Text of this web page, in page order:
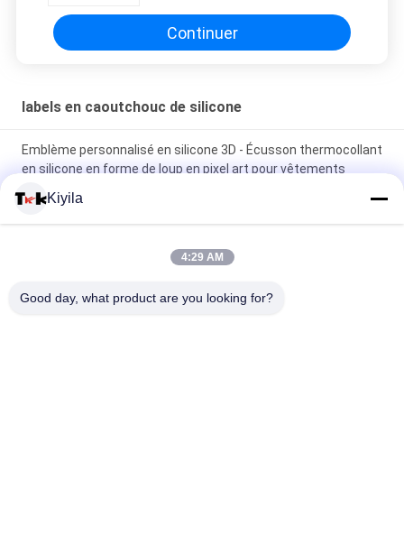
Continuer
labels en caoutchouc de silicone
Emblème personnalisé en silicone 3D - Écusson thermocollant
en silicone en forme de loup en pixel art pour vêtements
Badges en silicone en gros sur mesure - Patches animés pour
animaux/logo de marque pour décoration de chapeau de sac à
biodégradable
Kiyila
4:29 AM
Good day, what product are you looking for?